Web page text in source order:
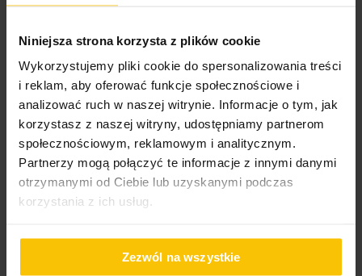
Niniejsza strona korzysta z plików cookie
Wykorzystujemy pliki cookie do spersonalizowania treści
i reklam, aby oferować funkcje społecznościowe i
analizować ruch w naszej witrynie. Informacje o tym, jak
korzystasz z naszej witryny, udostępniamy partnerom
społecznościowym, reklamowym i analitycznym.
Partnerzy mogą połączyć te informacje z innymi danymi
otrzymanymi od Ciebie lub uzyskanymi podczas
korzystania z ich usług.
Zezwól na wszystkie
Waga netto
Pobierz instrukcję użytkowania i bezpieczeństwa produktu
możliwość dopasowania do kolorystyki pościeli oraz
rozmiaru materaca.
szerokość: 90 cm
długość: 200 cm
zakładka: 25 cm
materiał: 100% bawełna - jersey
stopni Celsjusza
Nie suszyć w suszarce bębnowej
High-contrast mode
To może Cię zainteresować